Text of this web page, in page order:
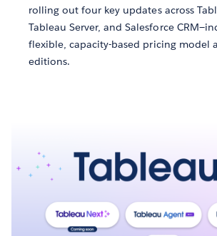
rolling out four key updates across
Tableau Server, and Salesforce
flexible, capacity-based pricing model
editions.